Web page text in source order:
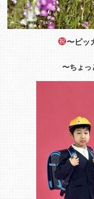
〜ピッ
〜ちょっ